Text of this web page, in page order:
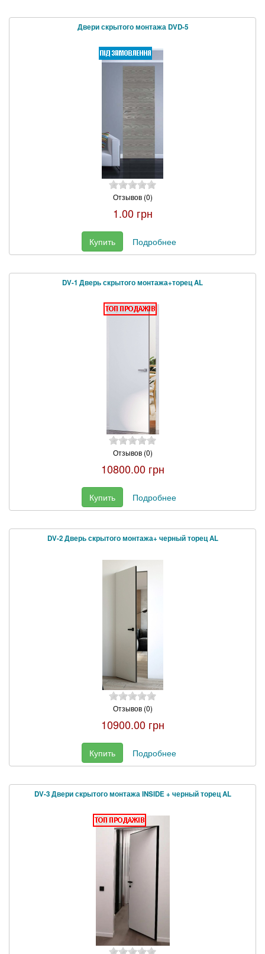
Двери скрытого монтажа DVD-5
Отзывов (0)
1.00 грн
Купить Подробнее
DV-1 Дверь скрытого монтажа+торец AL
Отзывов (0)
10800.00 грн
Купить Подробнее
DV-2 Дверь скрытого монтажа+ черный торец AL
Отзывов (0)
10900.00 грн
Купить Подробнее
DV-3 Двери скрытого монтажа INSIDE + черный торец AL